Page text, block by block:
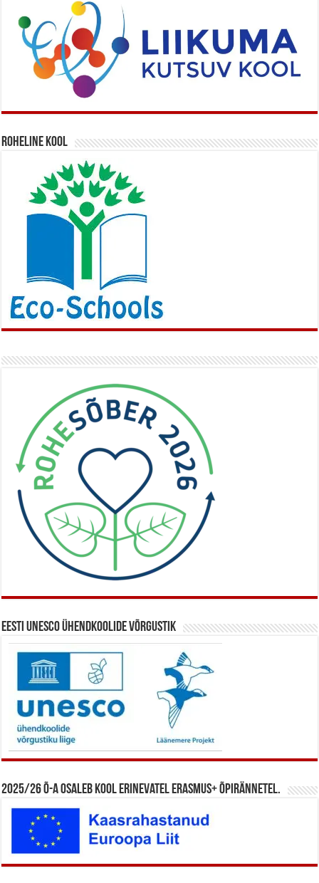
Roheline kool
Eesti UNESCO ühendkoolide võrgustik
2025/26 õ-a osaleb kool erinevatel Erasmus+ õpirännetel.